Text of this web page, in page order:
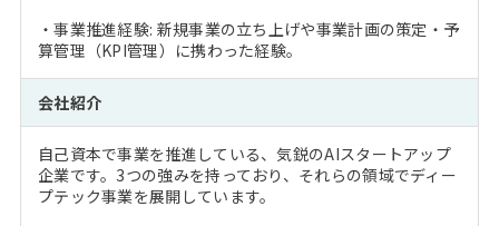
・事業推進経験: 新規事業の立ち上げや事業計画の策定・予
算管理（KPI管理）に携わった経験。
会社紹介
自己資本で事業を推進している、気鋭のAIスタートアップ
企業です。3つの強みを持っており、それらの領域でディー
プテック事業を展開しています。